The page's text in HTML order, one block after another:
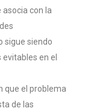
asocia con la
sigue siendo
evitables en el
que el problema
de las